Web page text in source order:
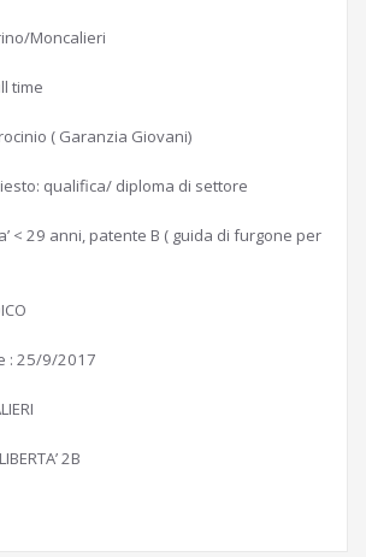
Moncalieri
time
( Garanzia Giovani)
qualifica/ diploma di settore
< 29 anni, patente B ( guida di furgone per
: 25/9/2017
2B